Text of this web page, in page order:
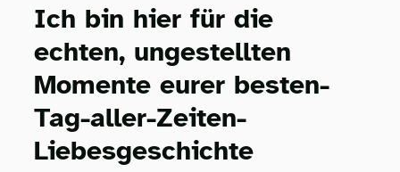
Ich bin hier für die
echten, ungestellten
Momente eurer besten-
Tag-aller-Zeiten-
Liebesgeschichte